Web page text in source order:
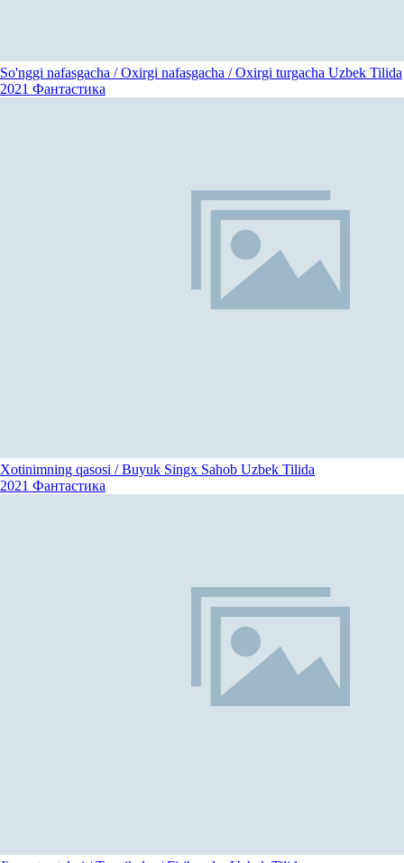
So'nggi nafasgacha / Oxirgi nafasgacha / Oxirgi turgacha Uzbek Tilida
2021 Фантастика
Xotinimning qasosi / Buyuk Singx Sahob Uzbek Tilida
2021 Фантастика